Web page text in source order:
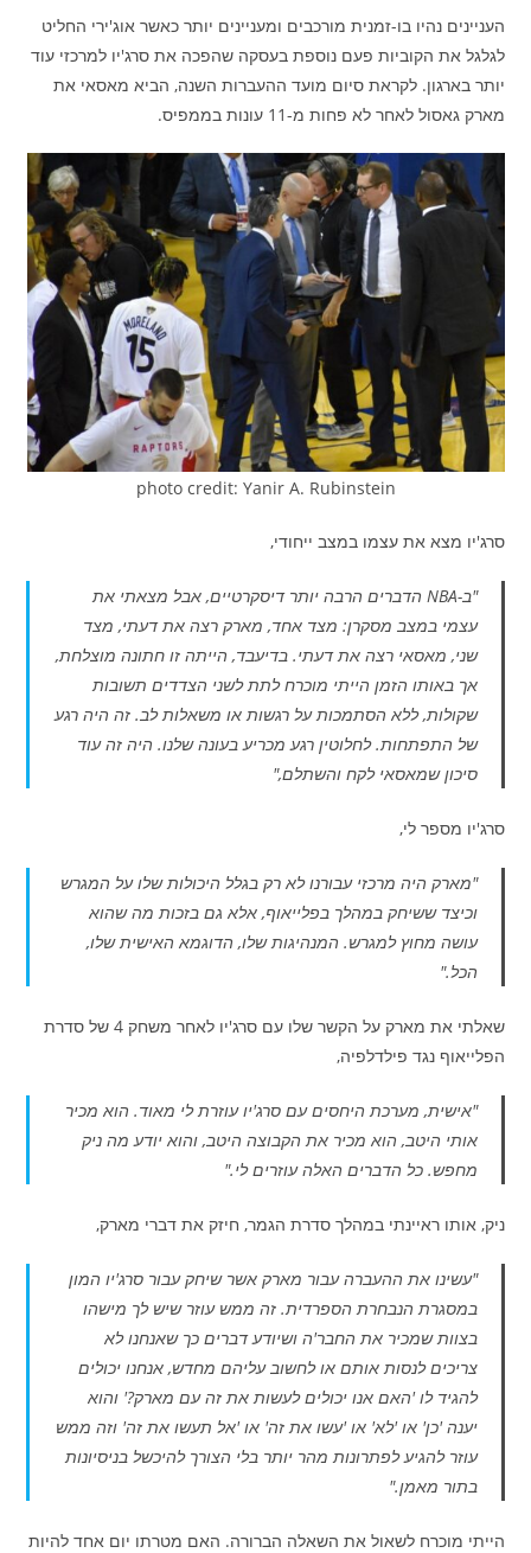
העניינים נהיו בו-זמנית מורכבים ומעניינים יותר כאשר אוג'ירי החליט
לגלגל את הקוביות פעם נוספת בעסקה שהפכה את סרג'יו למרכזי עוד
יותר בארגון. לקראת סיום מועד ההעברות השנה, הביא מאסאי את
מארק גאסול לאחר לא פחות מ-11 עונות בממפיס.
photo credit: Yanir A. Rubinstein
סרג'יו מצא את עצמו במצב ייחודי,
"ב-NBA הדברים הרבה יותר דיסקרטיים, אבל מצאתי את
עצמי במצב מסקרן: מצד אחד, מארק רצה את דעתי, מצד
שני, מאסאי רצה את דעתי. בדיעבד, הייתה זו חתונה מוצלחת,
אך באותו הזמן הייתי מוכרח לתת לשני הצדדים תשובות
שקולות, ללא הסתמכות על רגשות או משאלות לב. זה היה רגע
של התפתחות. לחלוטין רגע מכריע בעונה שלנו. היה זה עוד
סיכון שמאסאי לקח והשתלם,"
סרג'יו מספר לי,
"מארק היה מרכזי עבורנו לא רק בגלל היכולות שלו על המגרש
וכיצד ששיחק במהלך בפלייאוף, אלא גם בזכות מה שהוא
עושה מחוץ למגרש. המנהיגות שלו, הדוגמא האישית שלו,
הכל."
שאלתי את מארק על הקשר שלו עם סרג'יו לאחר משחק 4 של סדרת
הפלייאוף נגד פילדלפיה,
"אישית, מערכת היחסים עם סרג'יו עוזרת לי מאוד. הוא מכיר
אותי היטב, הוא מכיר את הקבוצה היטב, והוא יודע מה ניק
מחפש. כל הדברים האלה עוזרים לי."
ניק, אותו ראיינתי במהלך סדרת הגמר, חיזק את דברי מארק,
"עשינו את ההעברה עבור מארק אשר שיחק עבור סרג'יו המון
במסגרת הנבחרת הספרדית. זה ממש עוזר שיש לך מישהו
בצוות שמכיר את החבר'ה ושיודע דברים כך שאנחנו לא
צריכים לנסות אותם או לחשוב עליהם מחדש, אנחנו יכולים
להגיד לו 'האם אנו יכולים לעשות את זה עם מארק?' והוא
יענה 'כן' או 'לא' או 'עשו את זה' או 'אל תעשו את זה' וזה ממש
עוזר להגיע לפתרונות מהר יותר בלי הצורך להיכשל בניסיונות
בתור מאמן."
הייתי מוכרח לשאול את השאלה הברורה. האם מטרתו יום אחד להיות